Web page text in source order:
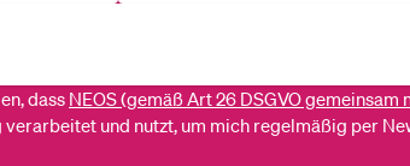
dass NEOS (gemäß Art 26 DSGVO gemeinsam
verarbeitet und nutzt, um mich regelmäßig per